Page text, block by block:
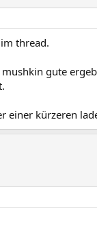
thread.
gute
einer kürzeren